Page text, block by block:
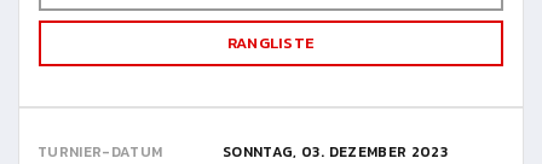
RANGLISTE
TURNIER-DATUM
SONNTAG, 03. DEZEMBER 2023